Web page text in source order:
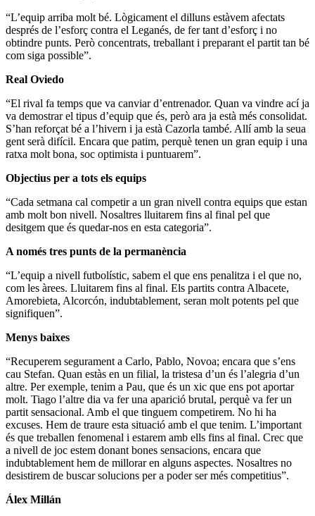
“L’equip arriba molt bé. Lògicament el dilluns estàvem afectats
després de l’esforç contra el Leganés, de fer tant d’esforç i no
obtindre punts. Però concentrats, treballant i preparant el partit tan bé
com siga possible”.
Real Oviedo
“El rival fa temps que va canviar d’entrenador. Quan va vindre ací ja
va demostrar el tipus d’equip que és, però ara ja està més consolidat.
S’han reforçat bé a l’hivern i ja està Cazorla també. Allí amb la seua
gent serà difícil. Encara que patim, perquè tenen un gran equip i una
ratxa molt bona, soc optimista i puntuarem”.
Objectius per a tots els equips
“Cada setmana cal competir a un gran nivell contra equips que estan
amb molt bon nivell. Nosaltres lluitarem fins al final pel que
desitgem que és quedar-nos en esta categoria”.
A només tres punts de la permanència
“L’equip a nivell futbolístic, sabem el que ens penalitza i el que no,
com les àrees. Lluitarem fins al final. Els partits contra Albacete,
Amorebieta, Alcorcón, indubtablement, seran molt potents pel que
signifiquen”.
Menys baixes
“Recuperem segurament a Carlo, Pablo, Novoa; encara que s’ens
cau Stefan. Quan estàs en un filial, la tristesa d’un és l’alegria d’un
altre. Per exemple, tenim a Pau, que és un xic que ens pot aportar
molt. Tiago l’altre dia va fer una aparició brutal, perquè va fer un
partit sensacional. Amb el que tinguem competirem. No hi ha
excuses. Hem de traure esta situació amb el que tenim. L’important
és que treballen fenomenal i estarem amb ells fins al final. Crec que
a nivell de joc estem donant bones sensacions, encara que
indubtablement hem de millorar en alguns aspectes. Nosaltres no
desistirem de buscar solucions per a poder ser més competitius”.
Álex Millán